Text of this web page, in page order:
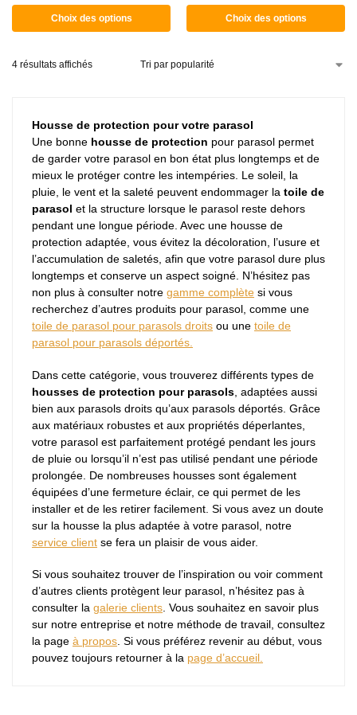
Choix des options Choix des options
4 résultats affichés
Housse de protection pour votre parasol
Une bonne housse de protection pour parasol permet
de garder votre parasol en bon état plus longtemps et de
mieux le protéger contre les intempéries. Le soleil, la
pluie, le vent et la saleté peuvent endommager la toile de
parasol et la structure lorsque le parasol reste dehors
pendant une longue période. Avec une housse de
protection adaptée, vous évitez la décoloration, l’usure et
l’accumulation de saletés, afin que votre parasol dure plus
longtemps et conserve un aspect soigné. N’hésitez pas
non plus à consulter notre gamme complète si vous
recherchez d’autres produits pour parasol, comme une
toile de parasol pour parasols droits ou une toile de
parasol pour parasols déportés.
Dans cette catégorie, vous trouverez différents types de
housses de protection pour parasols , adaptées aussi
bien aux parasols droits qu’aux parasols déportés. Grâce
aux matériaux robustes et aux propriétés déperlantes,
votre parasol est parfaitement protégé pendant les jours
de pluie ou lorsqu’il n’est pas utilisé pendant une période
prolongée. De nombreuses housses sont également
équipées d’une fermeture éclair, ce qui permet de les
installer et de les retirer facilement. Si vous avez un doute
sur la housse la plus adaptée à votre parasol, notre
service client se fera un plaisir de vous aider.
Si vous souhaitez trouver de l’inspiration ou voir comment
d’autres clients protègent leur parasol, n’hésitez pas à
consulter la galerie clients . Vous souhaitez en savoir plus
sur notre entreprise et notre méthode de travail, consultez
la page à propos . Si vous préférez revenir au début, vous
pouvez toujours retourner à la page d’accueil.